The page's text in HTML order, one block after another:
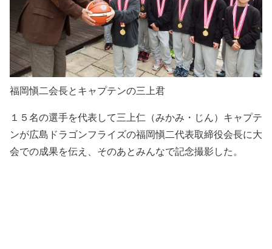
福岡愼二会長とキャプテンの三上君
１５名の選手を代表して三上仁（みかみ・じん）キャプテ
ンが広島ドラゴンフライズの福岡愼二代表取締役会長に大
会での成果を伝え、そのあとみんなで記念撮影した。